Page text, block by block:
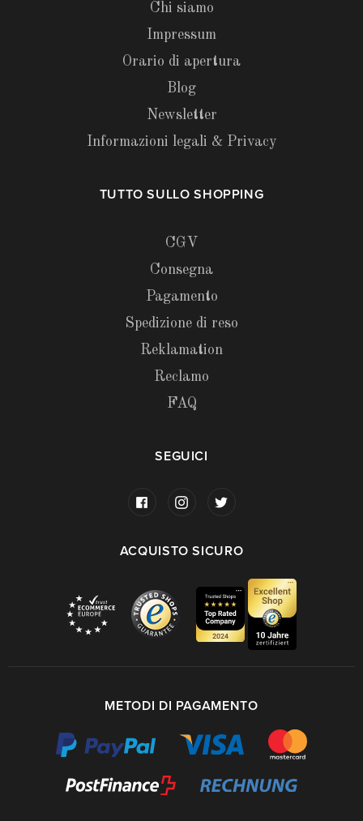
Chi siamo
Impressum
Orario di apertura
Blog
Newsletter
Informazioni legali & Privacy
TUTTO SULLO SHOPPING
CGV
Consegna
Pagamento
Spedizione di reso
Reklamation
Reclamo
FAQ
SEGUICI
ACQUISTO SICURO
METODI DI PAGAMENTO